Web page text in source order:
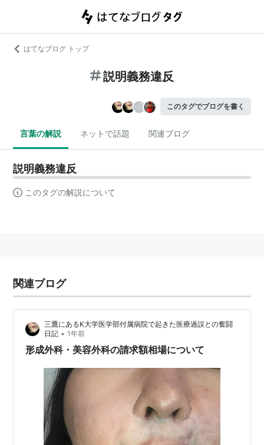
はてなブログ トップ
説明義務違反
このタグでブログを書く
言葉の解説 ネットで話題 関連ブログ
説明義務違反
このタグの解説について
関連ブログ
三鷹にあるK大学医学部付属病院で起きた医療過誤との奮闘
日記 • 1年前
形成外科・美容外科の請求額相場について